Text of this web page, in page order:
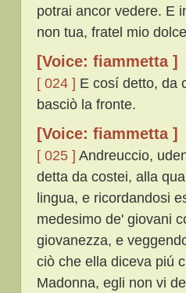
potrai ancor vedere. E
non tua, fratel mio
[Voice: fiammetta ]
[ 024 ] E cosí detto, da
basciò la fronte.
[Voice: fiammetta ]
[ 025 ] Andreuccio,
detta da costei, alla
lingua, e ricordandosi
medesimo de' giovani
giovanezza, e
ciò che ella diceva piú
Madonna, egli non vi